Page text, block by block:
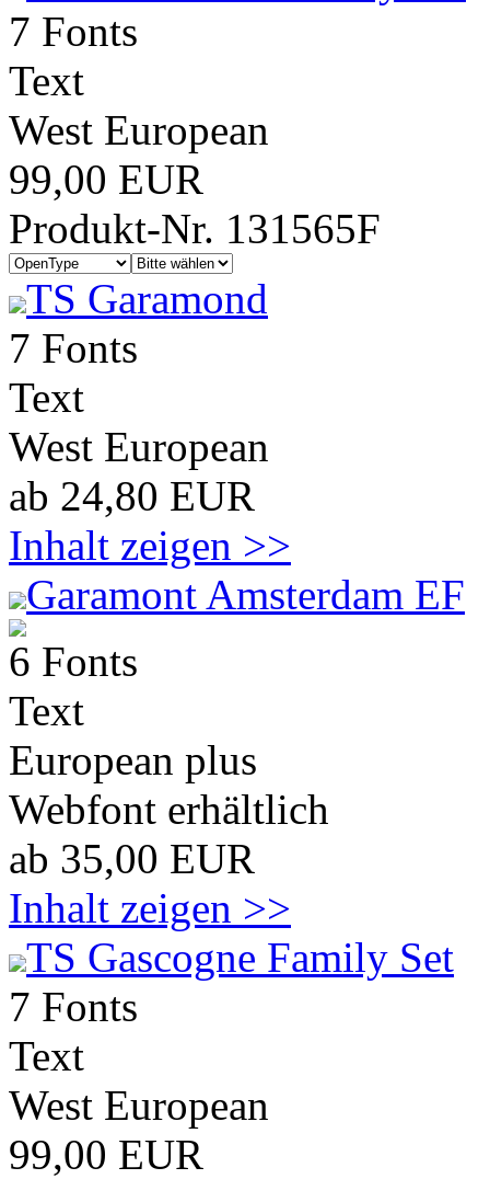
7 Fonts
Text
West European
99,00 EUR
Produkt-Nr. 131565F
TS Garamond
7 Fonts
Text
West European
ab 24,80 EUR
Inhalt zeigen >>
Garamont Amsterdam EF
6 Fonts
Text
European plus
Webfont erhältlich
ab 35,00 EUR
Inhalt zeigen >>
TS Gascogne Family Set
7 Fonts
Text
West European
99,00 EUR